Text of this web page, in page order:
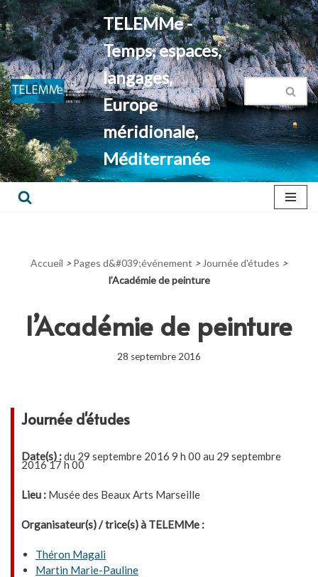
Aller
au
contenu
TELEMMe -
Temps, espaces,
langages,
Europe
méridionale,
Méditerranée
Accueil > Pages d&#039;événement > Journée d'études >
l’Académie de peinture
l’Académie de peinture
28 septembre 2016
Journée d'études
Date(s) :du 29 septembre 2016 9 h 00 au 29 septembre
2016 17 h 00
Lieu : Musée des Beaux Arts Marseille
Organisateur(s) / trice(s) à TELEMMe :
Théron Magali
Martin Marie-Pauline